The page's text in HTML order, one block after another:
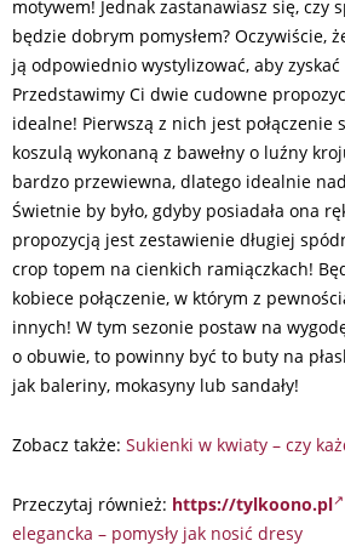
motywem! Jednak zastanawiasz się, czy
będzie dobrym pomysłem? Oczywiście,
ją odpowiednio wystylizować, aby
Przedstawimy Ci dwie cudowne
idealne! Pierwszą z nich jest połączenie
koszulą wykonaną z bawełny o luźny
bardzo przewiewna, dlatego idealnie
Świetnie by było, gdyby posiadała ona
propozycją jest zestawienie długiej
crop topem na cienkich ramiączkach!
kobiece połączenie, w którym z
innych! W tym sezonie postaw na
o obuwie, to powinny być to buty na
jak baleriny, mokasyny lub sandały!
Zobacz także: Sukienki w kwiaty – czy
Przeczytaj również: https://tylkoono.pl
elegancka – pomysły jak nosić dresy